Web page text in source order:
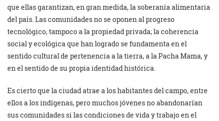
que ellas garantizan, en gran medida, la soberanía alimentaria
del país. Las comunidades no se oponen al progreso
tecnológico, tampoco a la propiedad privada; la coherencia
social y ecológica que han logrado se fundamenta en el
sentido cultural de pertenencia a la tierra, a la Pacha Mama, y
en el sentido de su propia identidad histórica.
Es cierto que la ciudad atrae a los habitantes del campo, entre
ellos a los indígenas, pero muchos jóvenes no abandonarían
sus comunidades si las condiciones de vida y trabajo en el